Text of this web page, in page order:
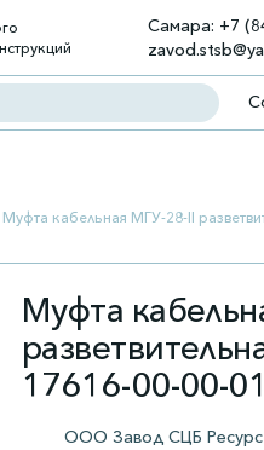
Самара: +7
Муфта кабельная МГУ-28-II
Муфта
17616-00-00-01
ООО Завод СЦБ Ресурс